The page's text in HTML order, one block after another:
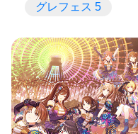
グレフェス 5